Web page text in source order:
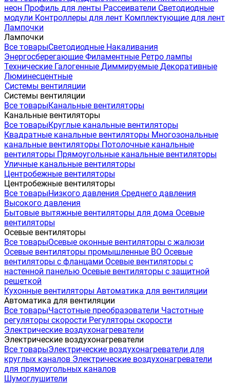
неон Профиль для ленты Рассеиватели Светодиодные
модули Контроллеры для лент Комплектующие для лент
Лампочки
Лампочки
Все товарыСветодиодные Накаливания
Энергосберегающие Филаментные Ретро лампы
Технические Галогенные Диммируемые Декоративные
Люминесцентные
Системы вентиляции
Системы вентиляции
Все товарыКанальные вентиляторы
Канальные вентиляторы
Все товарыКруглые канальные вентиляторы
Квадратные канальные вентиляторы Многозональные
канальные вентиляторы Потолочные канальные
вентиляторы Прямоугольные канальные вентиляторы
Уличные канальные вентиляторы
Центробежные вентиляторы
Центробежные вентиляторы
Все товарыНизкого давления Среднего давления
Высокого давления
Бытовые вытяжные вентиляторы для дома Осевые
вентиляторы
Осевые вентиляторы
Все товарыОсевые оконные вентиляторы с жалюзи
Осевые вентиляторы промышленные ВО Осевые
вентиляторы с фланцами Осевые вентиляторы с
настенной панелью Осевые вентиляторы с защитной
решеткой
Кухонные вентиляторы Автоматика для вентиляции
Автоматика для вентиляции
Все товарыЧастотные преобразователи Частотные
регуляторы скорости Регуляторы скорости
Электрические воздухонагреватели
Электрические воздухонагреватели
Все товарыЭлектрические воздухонагреватели для
круглых каналов Электрические воздухонагреватели
для прямоугольных каналов
Шумоглушители